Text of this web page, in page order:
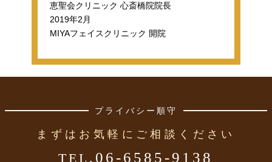
恵聖会クリニック 心斎橋院院長
2019年2月
MIYAフェイスクリニック 開院
プライバシー順守
まずはお気軽にご相談ください
TEL. 06-6585-9138